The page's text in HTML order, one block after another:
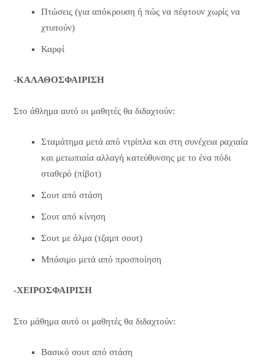
Πτώσεις (για απόκρουση ή πώς να πέφτουν χωρίς να
χτυπούν)
Καρφί
-ΚΑΛΑΘΟΣΦΑΙΡΙΣΗ
Στο άθλημα αυτό οι μαθητές θα διδαχτούν:
Σταμάτημα μετά από ντρίπλα και στη συνέχεια ραχιαία
και μετωπιαία αλλαγή κατεύθυνσης με το ένα πόδι
σταθερό (πίβοτ)
Σουτ από στάση
Σουτ από κίνηση
Σουτ με άλμα (τζαμπ σουτ)
Μπάσιμο μετά από προσποίηση
-ΧΕΙΡΟΣΦΑΙΡΙΣΗ
Στο μάθημα αυτό οι μαθητές θα διδαχτούν:
Βασικό σουτ από στάση